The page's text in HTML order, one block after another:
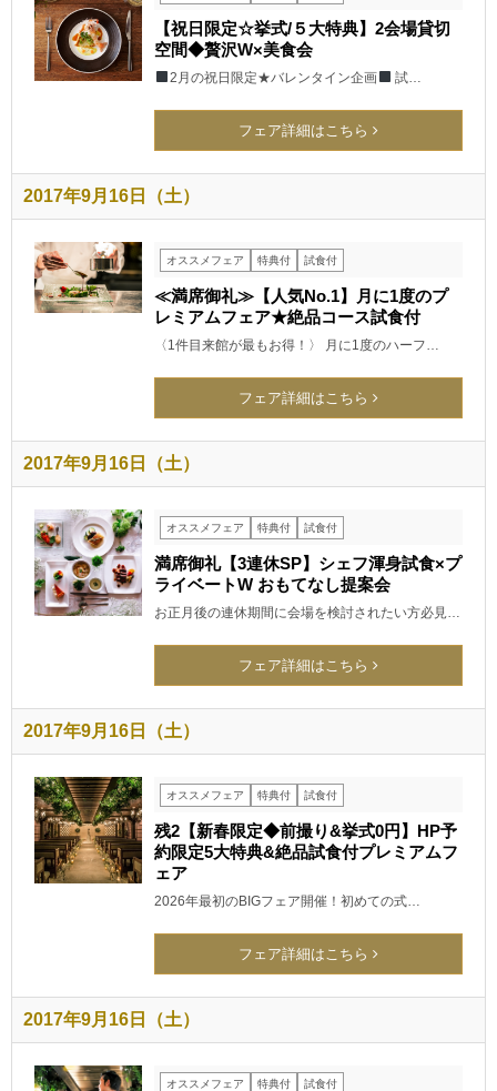
【祝日限定☆挙式/５大特典】2会場貸切
空間◆贅沢W×美食会
2月の祝日限定★バレンタイン企画 試…
フェア詳細はこちら
2017年9月16日（土）
オススメフェア 特典付 試食付
≪満席御礼≫【人気No.1】月に1度のプ
レミアムフェア★絶品コース試食付
〈1件目来館が最もお得！〉 月に1度のハーフ…
フェア詳細はこちら
2017年9月16日（土）
オススメフェア 特典付 試食付
満席御礼【3連休SP】シェフ渾身試食×プ
ライベートW おもてなし提案会
お正月後の連休期間に会場を検討されたい方必見…
フェア詳細はこちら
2017年9月16日（土）
オススメフェア 特典付 試食付
残2【新春限定◆前撮り&挙式0円】HP予
約限定5大特典&絶品試食付プレミアムフ
ェア
2026年最初のBIGフェア開催！初めての式…
フェア詳細はこちら
2017年9月16日（土）
オススメフェア 特典付 試食付